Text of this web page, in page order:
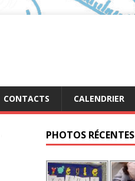
CONTACTS CALENDRIER
PHOTOS RÉCENTES